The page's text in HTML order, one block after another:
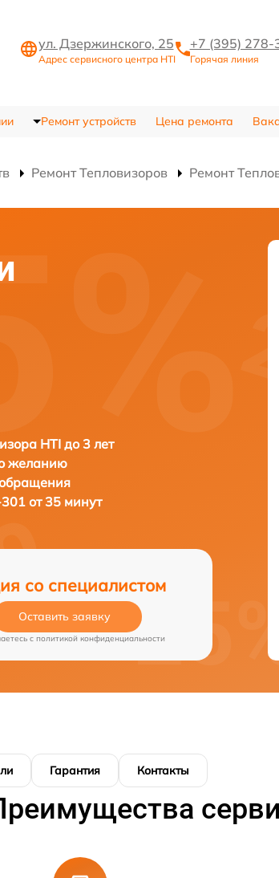
ул. Дзержинского, 25
Адрес сервисного центра HTI
+7 (395) 278-
Горячая линия
Ремонт устройств Цена ремонта
Ремонт Тепловизоров Ремонт
HTI до 3 лет
желанию
от 35 минут
со специалистом
Оставить заявку
c политикой конфиденциальности
Гарантия Контакты